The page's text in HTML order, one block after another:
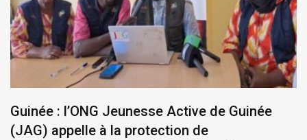
Guinée : l’ONG Jeunesse Active de Guinée
(JAG) appelle à la protection de